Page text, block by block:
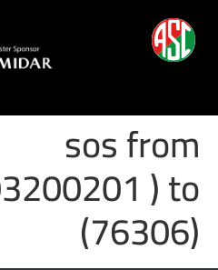
sos from
) to
(76306)